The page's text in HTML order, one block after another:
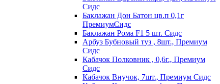
Сидс
Баклажан Дон Батон цв.п 0,1г
ПремиумСидс
Баклажан Рома F1 5 шт. Сидс
Арбуз Бубновый туз , 8шт., Премиум
Сидс
Кабачок Полковник , 0,6г., Премиум
Сидс
Кабачок Внучок, 7шт., Премиум Сидс